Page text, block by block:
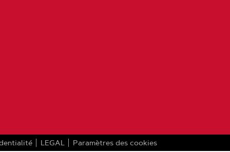
LEGAL Paramètres des cookies